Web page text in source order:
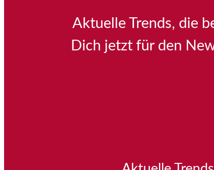
Aktuelle Trends, die
Dich jetzt für den